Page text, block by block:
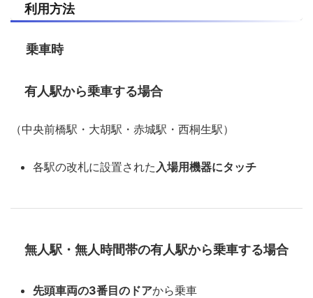
利用方法
乗車時
有人駅から乗車する場合
（中央前橋駅・大胡駅・赤城駅・西桐生駅）
各駅の改札に設置された 入場用機器にタッチ
無人駅・無人時間帯の有人駅から乗車する場合
先頭車両の3番目のドアから乗車